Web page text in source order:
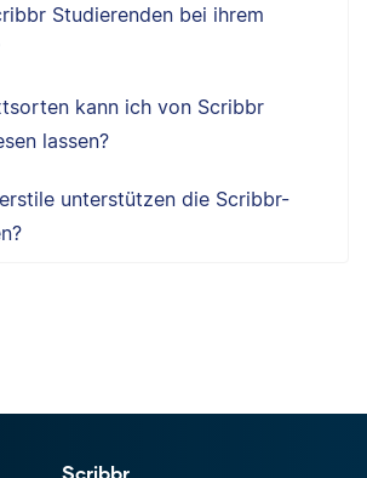
Studierenden bei ihrem
kann ich von Scribbr
lassen?
unterstützen die Scribbr-
Scribbr